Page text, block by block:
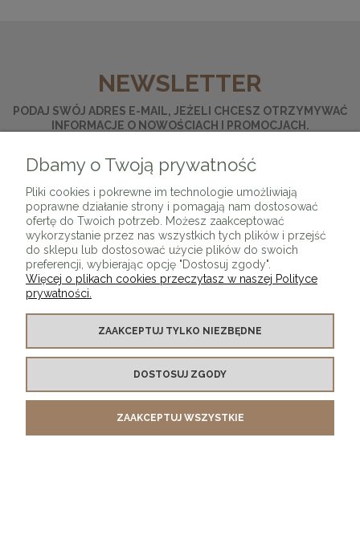
NEWSLETTER
PODAJ SWÓJ ADRES E-MAIL, JEŻELI CHCESZ OTRZYMYWAĆ
INFORMACJE O NOWOŚCIACH I PROMOCJACH.
KONTAKT Z NAMI
MOJE KONTO
Dbamy o Twoją prywatność
Pliki cookies i pokrewne im technologie umożliwiają
poprawne działanie strony i pomagają nam dostosować
ofertę do Twoich potrzeb. Możesz zaakceptować
wykorzystanie przez nas wszystkich tych plików i przejść
do sklepu lub dostosować użycie plików do swoich
preferencji, wybierając opcję "Dostosuj zgody".
Więcej o plikach cookies przeczytasz w naszej Polityce
prywatności.
ZAAKCEPTUJ TYLKO NIEZBĘDNE
DOSTOSUJ ZGODY
ZAAKCEPTUJ WSZYSTKIE